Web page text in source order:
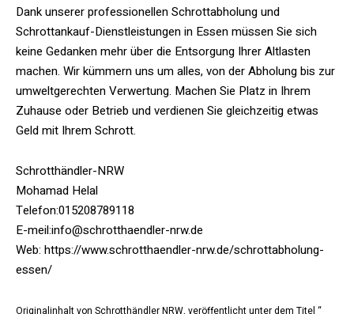
Dank unserer professionellen Schrottabholung und
Schrottankauf-Dienstleistungen in Essen müssen Sie sich
keine Gedanken mehr über die Entsorgung Ihrer Altlasten
machen. Wir kümmern uns um alles, von der Abholung bis zur
umweltgerechten Verwertung. Machen Sie Platz in Ihrem
Zuhause oder Betrieb und verdienen Sie gleichzeitig etwas
Geld mit Ihrem Schrott.
Schrotthändler-NRW
Mohamad Helal
Telefon:015208789118
E-meil:info@schrotthaendler-nrw.de
Web: https://www.schrotthaendler-nrw.de/schrottabholung-
essen/
Originalinhalt von Schrotthändler NRW, veröffentlicht unter dem Titel “